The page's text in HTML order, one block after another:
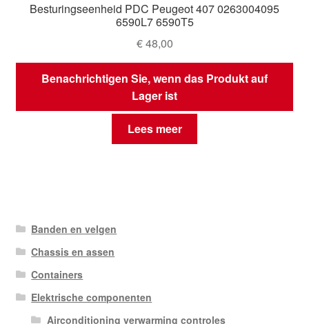
Besturingseenheid PDC Peugeot 407 0263004095
6590L7 6590T5
€48,00
Benachrichtigen Sie, wenn das Produkt auf
Lager ist
Lees meer
Banden en velgen
Chassis en assen
Containers
Elektrische componenten
Airconditioning verwarming controles